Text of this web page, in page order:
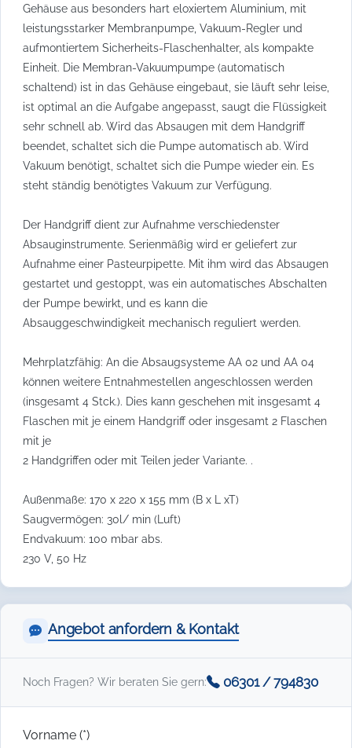
Gehäuse aus besonders hart eloxiertem Aluminium, mit
leistungsstarker Membranpumpe, Vakuum-Regler und
aufmontiertem Sicherheits-Flaschenhalter, als kompakte
Einheit. Die Membran-Vakuumpumpe (automatisch
schaltend) ist in das Gehäuse eingebaut, sie läuft sehr leise,
ist optimal an die Aufgabe angepasst, saugt die Flüssigkeit
sehr schnell ab. Wird das Absaugen mit dem Handgriff
beendet, schaltet sich die Pumpe automatisch ab. Wird
Vakuum benötigt, schaltet sich die Pumpe wieder ein. Es
steht ständig benötigtes Vakuum zur Verfügung.
Der Handgriff dient zur Aufnahme verschiedenster
Absauginstrumente. Serienmäßig wird er geliefert zur
Aufnahme einer Pasteurpipette. Mit ihm wird das Absaugen
gestartet und gestoppt, was ein automatisches Abschalten
der Pumpe bewirkt, und es kann die
Absauggeschwindigkeit mechanisch reguliert werden.
Mehrplatzfähig: An die Absaugsysteme AA 02 und AA 04
können weitere Entnahmestellen angeschlossen werden
(insgesamt 4 Stck.). Dies kann geschehen mit insgesamt 4
Flaschen mit je einem Handgriff oder insgesamt 2 Flaschen
mit je
2 Handgriffen oder mit Teilen jeder Variante. .
Außenmaße: 170 x 220 x 155 mm (B x L xT)
Saugvermögen: 30l/ min (Luft)
Endvakuum: 100 mbar abs.
230 V, 50 Hz
Angebot anfordern & Kontakt
Noch Fragen? Wir beraten Sie gern: 06301 / 794830
Vorname (*)